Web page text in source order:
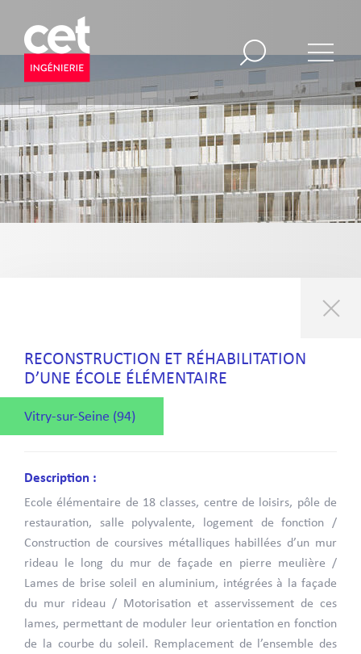
RECONSTRUCTION ET RÉHABILITATION
D’UNE ÉCOLE ÉLÉMENTAIRE
Vitry-sur-Seine (94)
Description :
Ecole élémentaire de 18 classes, centre de loisirs, pôle de
restauration, salle polyvalente, logement de fonction /
Construction de coursives métalliques habillées d’un mur
rideau le long du mur de façade en pierre meulière /
Lames de brise soleil en aluminium, intégrées à la façade
du mur rideau / Motorisation et asservissement de ces
lames, permettant de moduler leur orientation en fonction
de la courbe du soleil. Remplacement de l’ensemble des